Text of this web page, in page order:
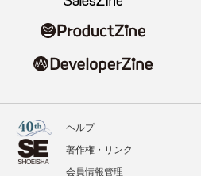
ヘルプ
著作権・リンク
会員情報管理